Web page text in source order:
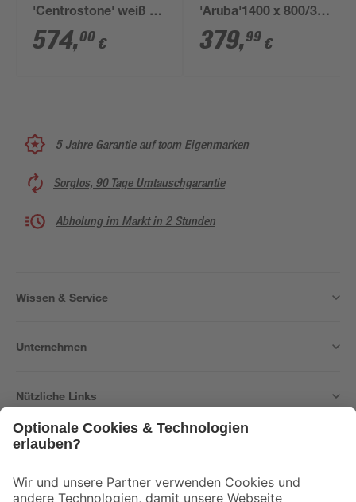
'Centrostone' weiß 80
x 90 cm
574,00 €
'Aruba'1400 x 800/30
mm, anthrazit
379,99 €
5 Jahre Garantie auf toom Eigenmarken
Sorglos, 90 Tage Umtauschgarantie
Abholung im Markt in 2 Stunden
Wissen & Service
Unternehmen
Nützliche Links
Der toom Newsletter: Keine Angebote und Aktionen mehr verpassen!